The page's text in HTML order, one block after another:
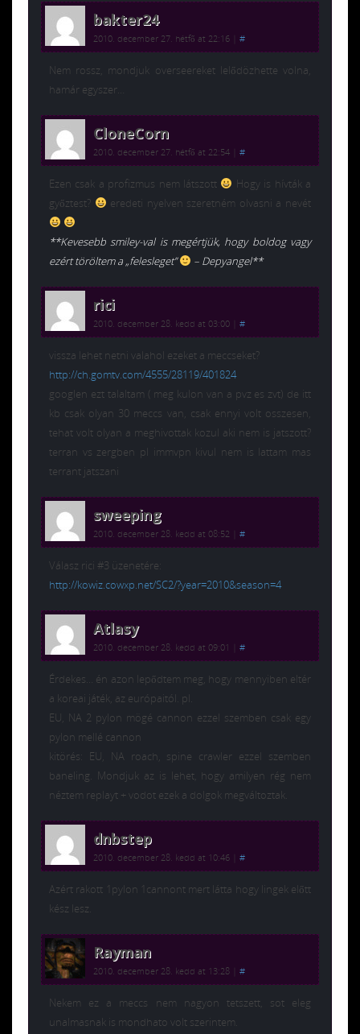
bakter24
2010. december 27. hétfő at 22:16 #
Nem rossz, mondjuk overseereket lelődözhette volna,
hamár egyszer…
CloneCorn
2010. december 27. hétfő at 22:54 #
Ezen csak a profizmus nem látszott
Hogy is hívták a
győztest?
eredeti nyelven szeretném olvasni a nevét
**Kevesebb smiley-val is megértjük, hogy boldog vagy
ezért töröltem a „felesleget”
– Depyangel**
rici
2010. december 28. kedd at 03:00 #
vissza lehet netni valahol ezeket a meccseket?
http://ch.gomtv.com/4555/28119/401824
googlen ezt talaltam ( meg kulon van a pvz es zvt) de itt
kb csak olyan 30 meccs van, csak ennyi volt osszesen,
tehat volt olyan a meghivottak kozul aki nem is jatszott?
terran vs zergben pl immvpn kivul nem is lattam mas
terrant jatszani
sweeping
2010. december 28. kedd at 08:52 #
Válasz rici #3 üzenetére:
http://kowiz.cowxp.net/SC2/?year=2010&season=4
Atlasy
2010. december 28. kedd at 09:01 #
Érdekes… én azon lepődtem meg, hogy mennyiben eltér
a koreai játék, az európaitól. pl.
EU, NA 2 pylon mögé cannon ezzel szemben csak egy
pylon mellé cannon
kitörés: EU, NA roach, spine crawler ezzel szemben
baneling. Mondjuk az is lehet, hogy amilyen rég nem
néztem replayt + vodot ezek a dolgok megváltoztak.
dnbstep
2010. december 28. kedd at 10:46 #
Azért rakott 1pylon 1cannont mert látta hogy lingek előtt
kész lesz.
Rayman
2010. december 28. kedd at 13:28 #
Nekem ez a meccs nem nagyon tetszett, sot eleg
unalmasnak is mondhato volt szerintem.